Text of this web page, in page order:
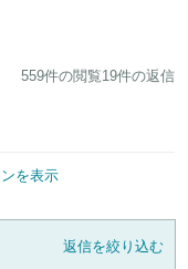
559件の閲覧19件の返信
を表示
返信を絞り込む